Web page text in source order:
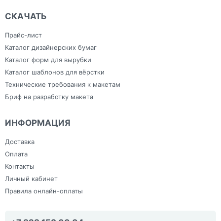
СКАЧАТЬ
Прайс-лист
Каталог дизайнерских бумаг
Каталог форм для вырубки
Каталог шаблонов для вёрстки
Технические требования к макетам
Бриф на разработку макета
ИНФОРМАЦИЯ
Доставка
Оплата
Контакты
Личный кабинет
Правила онлайн-оплаты